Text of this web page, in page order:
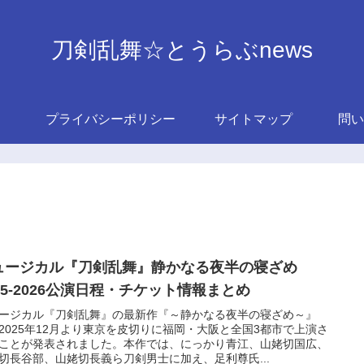
刀剣乱舞☆とうらぶnews
プライバシーポリシー サイトマップ 問
ージカル『刀剣乱舞』静かなる夜半の寝ざめ
2026公演日程・チケット情報まとめ
ジカル『刀剣乱舞』の最新作『～静かなる夜半の寝ざめ～』
年12月より東京を皮切りに福岡・大阪と全国3都市で上演さ
とが発表されました。本作では、にっかり青江、山姥切国広、
長谷部、山姥切長義ら刀剣男士に加え、足利尊氏...